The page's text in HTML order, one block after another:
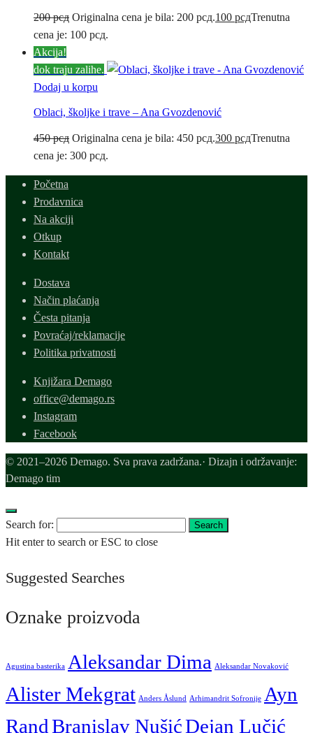
200рсд Originalna cena je bila: 200 рсд.100 рсдTrenutna
cena je: 100 рсд.
Akcija!
dok traju zalihe.
Dodaj u korpu
Oblaci, školjke i trave – Ana Gvozdenović
450рсд Originalna cena je bila: 450 рсд.300 рсдTrenutna
cena je: 300 рсд.
Početna
Prodavnica
Na akciji
Otkup
Kontakt
Dostava
Način plaćanja
Česta pitanja
Povraćaj/reklamacije
Politika privatnosti
Knjižara Demago
office@demago.rs
Instagram
Facebook
© 2021–2026 Demago. Sva prava zadržana.· Dizajn i održavanje:
Demago tim
Search for: Search
Hit enter to search or ESC to close
Suggested Searches
Oznake proizvoda
Agustina basterika Aleksandar Dima Aleksandar Novaković
Alister Mekgrat Anders Åslund Arhimandrit Sofronije Ayn
RandBranislav NušićDejan Lučić